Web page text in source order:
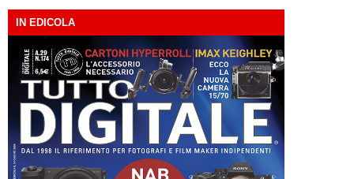
IN EDICOLA